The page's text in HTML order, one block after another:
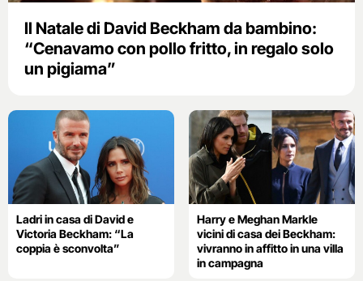
Il Natale di David Beckham da bambino:
“Cenavamo con pollo fritto, in regalo solo
un pigiama”
Ladri in casa di David e
Victoria Beckham: “La
coppia è sconvolta”
Harry e Meghan Markle
vicini di casa dei Beckham:
vivranno in affitto in una villa
in campagna